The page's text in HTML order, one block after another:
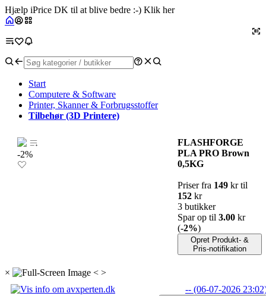
Hjælp iPrice DK til at blive bedre :-) Klik her
Start
Computere & Software
Printer, Skanner & Forbrugsstoffer
Tilbehør (3D Printere)
-2%
FLASHFORGE
PLA PRO Brown
0,5KG
Priser fra 149 kr til
152 kr
3 butikker
Spar op til 3.00 kr
(-2%)
Opret Produkt- &
Pris-notifikation
× < >
-- (06-07-2026